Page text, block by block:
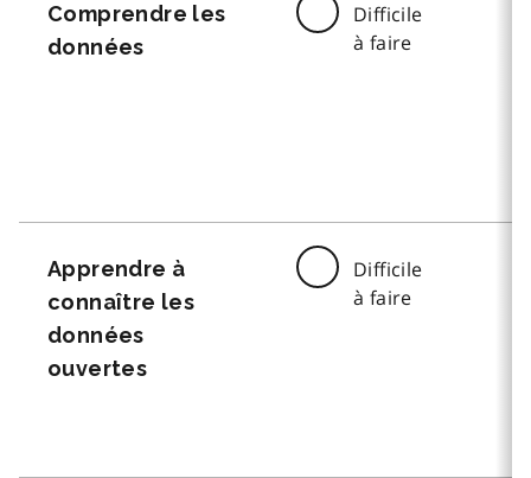
Comprendre les
données
Difficile
à faire
Apprendre à
connaître les
données
ouvertes
Difficile
à faire